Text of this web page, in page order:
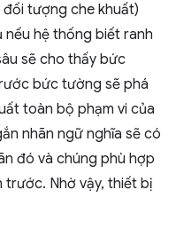
tượng che khuất)
hệ thống biết ranh
sẽ cho thấy bức
bức tường sẽ phá
toàn bộ phạm vi của
nhãn ngữ nghĩa sẽ có
đó và chúng phù hợp
trước. Nhờ vậy, thiết bị